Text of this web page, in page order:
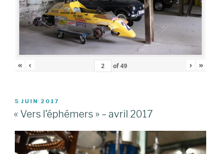
« ‹ of49 › »
PUBLIÉ
LE
5 JUIN 2017
« Vers l’éphémers » – avril 2017